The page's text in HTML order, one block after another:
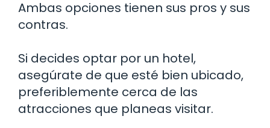
Ambas opciones tienen sus pros y sus
contras.
Si decides optar por un hotel,
asegúrate de que esté bien ubicado,
preferiblemente cerca de las
atracciones que planeas visitar.